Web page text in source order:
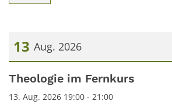
13 Aug. 2026
Datum: 13. August 2026
Theologie im Fernkurs
13. Aug. 2026 19:00 - 21:00